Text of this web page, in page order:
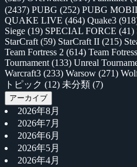
(2437) PUBG (252) PUBG
QUAKE LIVE (464) Quake3
Siege (19) SPECIAL FORCE (41)
StarCraft (59) StarCraft II (215)
Team Fortress 2 (614) Team
Tournament (133) Unreal
Warcraft3 (233) Warsow (271)
トピック (12) 未分類 (7)
アーカイブ
2026年8月
2026年7月
2026年6月
2026年5月
2026年4月